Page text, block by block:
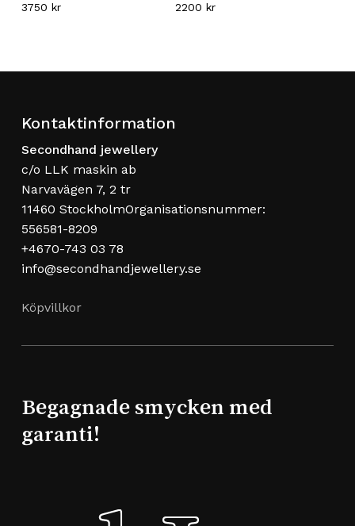
3750 kr 2200kr
Kontaktinformation
Secondhand jewellery
c/o LLK maskin ab
Narvavägen 7, 2 tr
11460 StockholmOrganisationsnummer:
556581-8209
+4670-743 03 78
info@secondhandjewellery.se
Köpvillkor
Begagnade smycken med
garanti!